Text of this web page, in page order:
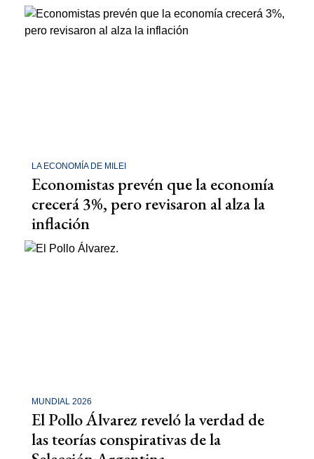
LA ECONOMÍA DE MILEI
Economistas prevén que la economía
crecerá 3%, pero revisaron al alza la
inflación
MUNDIAL 2026
El Pollo Álvarez reveló la verdad de
las teorías conspirativas de la